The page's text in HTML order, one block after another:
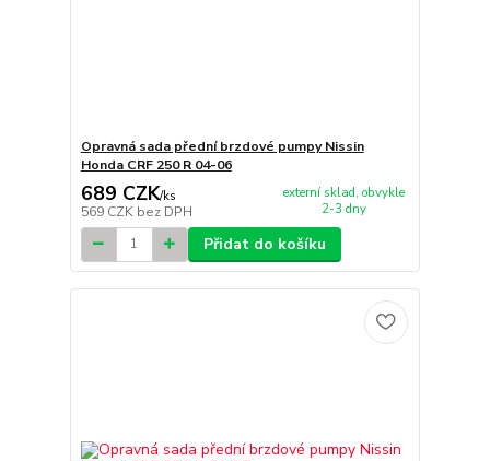
Opravná sada přední brzdové pumpy Nissin
Honda CRF 250 R 04-06
689 CZK/ks
569 CZK bez DPH
externí sklad, obvykle
2-3 dny
Přidat do košíku